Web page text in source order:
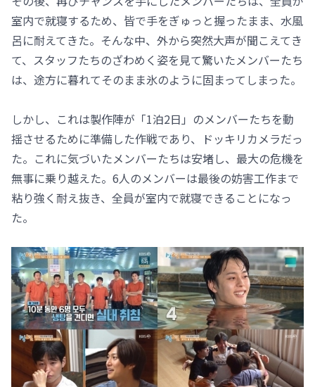
室内で就寝するため、皆で手をぎゅっと握ったまま、水風
呂に耐えてきた。そんな中、外から突然大声が聞こえてき
て、スタッフたちのざわめく姿を見て驚いたメンバーたち
は、途方に暮れてそのまま氷のように固まってしまった。
しかし、これは製作陣が「1泊2日」のメンバーたちを動
揺させるために準備した作戦であり、ドッキリカメラだっ
た。これに気づいたメンバーたちは安堵し、最大の危機を
無事に乗り越えた。6人のメンバーは最後の妨害工作まで
粘り強く耐え抜き、全員が室内で就寝できることになっ
た。